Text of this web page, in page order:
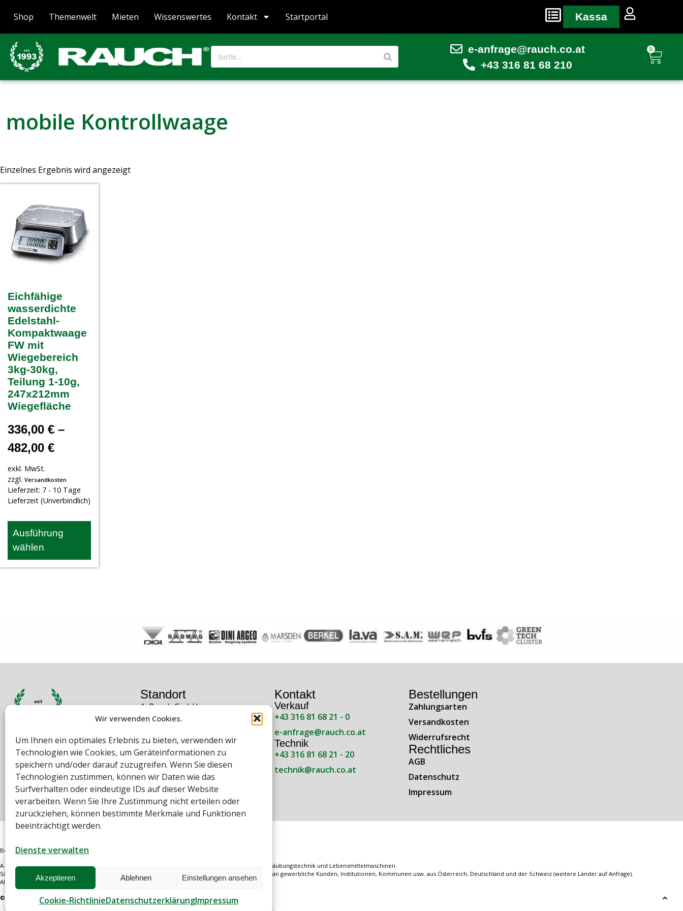
Wir verwenden Cookies.
Um Ihnen ein optimales Erlebnis zu bieten, verwenden wir
Technologien wie Cookies, um Geräteinformationen zu
speichern und/oder darauf zuzugreifen. Wenn Sie diesen
Technologien zustimmen, können wir Daten wie das
Surfverhalten oder eindeutige IDs auf dieser Website
verarbeiten. Wenn Sie Ihre Zustimmung nicht erteilen oder
zurückziehen, können bestimmte Merkmale und Funktionen
beeinträchtigt werden.
Dienste verwalten
Akzeptieren Ablehnen Einstellungen ansehen
Cookie-RichtlinieDatenschutzerklärungImpressum
Shop Themenwelt Mieten Wissenswertes Kontakt Startportal Kassa
e-anfrage@rauch.co.at
+43 316 81 68 210
0
mobile Kontrollwaage
Einzelnes Ergebnis wird angezeigt
Eichfähige
wasserdichte
Edelstahl-
Kompaktwaage
FW mit
Wiegebereich
3kg-30kg,
Teilung 1-10g,
247x212mm
Wiegefläche
336,00 € –
482,00 €
exkl. MwSt.
zzgl. Versandkosten
Lieferzeit: 7 - 10 Tage
Lieferzeit (Unverbindlich)
Ausführung
wählen
Standort
A. Rauch GmbH
Liebenauer Hauptstraße 138
Österreich
Öffnungszeiten
Mo – Do: 08:00 – 16:30 Uhr
Freitag: 08:00 – 14:30 Uhr
Kontakt
Verkauf
+43 316 81 68 21 - 0
e-anfrage@rauch.co.at
Technik
+43 316 81 68 21 - 20
technik@rauch.co.at
Bestellungen
Zahlungsarten
Versandkosten
Widerrufsrecht
Rechtliches
AGB
Datenschutz
Impressum
Bei diesem Webshop handelt es sich um einen B2B-Webshop
A. Rauch GmbH – Ihr Experte aus Österreich für Waagen, Eich- & Kalibrierservice, Sprühnebel-Zerstäubungstechnik und Lebensmittelmaschinen.
Sämtliche Angebote der A. Rauch GmbH richten sich nicht an Verbraucher, sondern ausschließlich an gewerbliche Kunden, Institutionen, Kommunen usw. aus Österreich, Deutschland und der Schweiz (weitere Länder auf Anfrage).
Alle Preisangaben zzgl. MwSt. und zzgl. Versandkosten
© A. Rauch GmbH 2026